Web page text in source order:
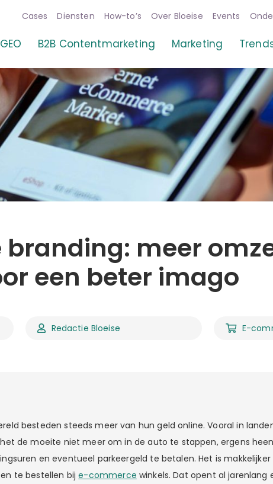
Cases Diensten How-to’s Over Bloeise Events
GEO B2B Contentmarketing Marketing
meer
een beter imago
Redactie Bloeise E-
besteden steeds meer van hun geld online. Vooral in
de moeite niet meer om in de auto te stappen, ergens
en eventueel parkeergeld te betalen. Het is makkelijker
te bestellen bije-commerce winkels. Dat opent al jarenlang